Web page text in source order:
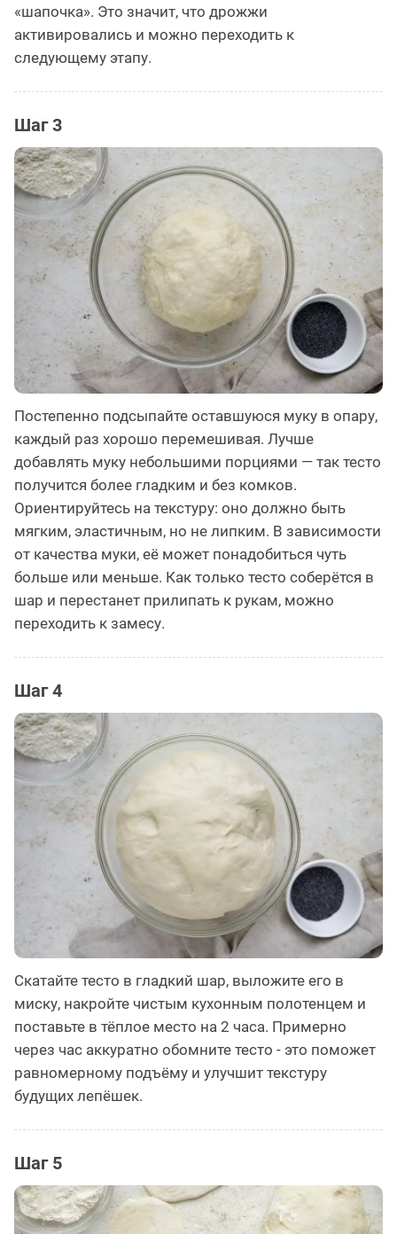
«шапочка». Это значит, что дрожжи
активировались и можно переходить к
следующему этапу.
Шаг 3
Постепенно подсыпайте оставшуюся муку в опару,
каждый раз хорошо перемешивая. Лучше
добавлять муку небольшими порциями — так тесто
получится более гладким и без комков.
Ориентируйтесь на текстуру: оно должно быть
мягким, эластичным, но не липким. В зависимости
от качества муки, её может понадобиться чуть
больше или меньше. Как только тесто соберётся в
шар и перестанет прилипать к рукам, можно
переходить к замесу.
Шаг 4
Скатайте тесто в гладкий шар, выложите его в
миску, накройте чистым кухонным полотенцем и
поставьте в тёплое место на 2 часа. Примерно
через час аккуратно обомните тесто - это поможет
равномерному подъёму и улучшит текстуру
будущих лепёшек.
Шаг 5